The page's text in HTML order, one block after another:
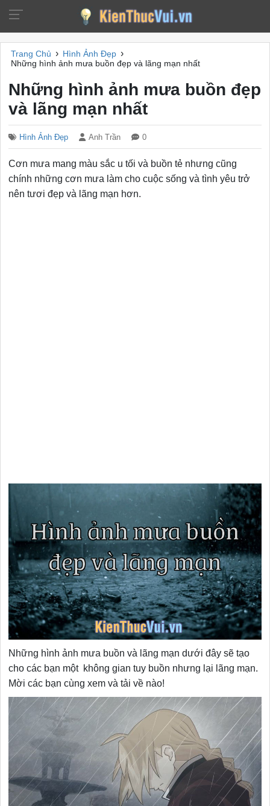
Trang Chủ › Hình Ảnh Đẹp ›
Những hình ảnh mưa buồn đẹp và lãng mạn nhất
Những hình ảnh mưa buồn đẹp
và lãng mạn nhất
Hình Ảnh Đẹp Anh Trần 0
Cơn mưa mang màu sắc u tối và buồn tẻ nhưng cũng
chính những cơn mưa làm cho cuộc sống và tình yêu trở
nên tươi đẹp và lãng mạn hơn.
Những hình ảnh mưa buồn và lãng mạn dưới đây sẽ tạo
cho các bạn một không gian tuy buồn nhưng lại lãng mạn.
Mời các bạn cùng xem và tải về nào!